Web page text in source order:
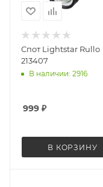
Спот Lightstar Rullo
213407
В наличии: 2916
999 ₽
В КОРЗИНУ